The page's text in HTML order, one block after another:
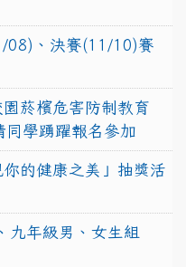
08)、決賽(11/10)賽
菸檳危害防制教育
同學踴躍報名參加
的健康之美」抽獎活
九年級男、女生組